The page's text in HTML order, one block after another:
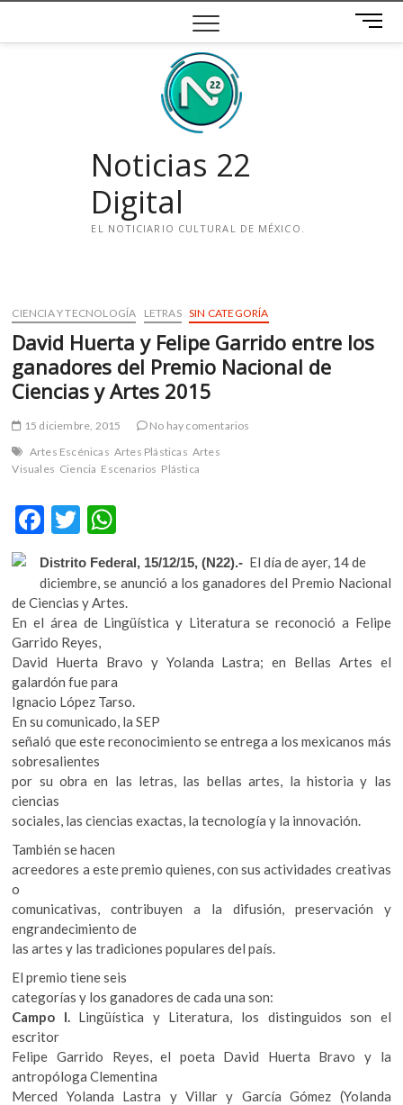
contenido
B
o
Noticias 22
Digital
EL NOTICIARIO CULTURAL DE MÉXICO.
CIENCIA Y TECNOLOGÍA LETRAS SIN CATEGORÍA
David Huerta y Felipe Garrido entre los
ganadores del Premio Nacional de
Ciencias y Artes 2015
15 diciembre, 2015
No hay comentarios
Artes Escénicas Artes Plásticas Artes
Visuales Ciencia Escenarios Plástica
F
ac
e
b
o
o
k
T
w
itt
er
at
s
A
p
p
Distrito Federal, 15/12/15, (N22).- El día de ayer, 14 de
diciembre, se anunció a los ganadores del Premio Nacional
de Ciencias y Artes.
En el área de Lingüística y Literatura se reconoció a Felipe
Garrido Reyes,
David Huerta Bravo y Yolanda Lastra; en Bellas Artes el
galardón fue para
Ignacio López Tarso.
En su comunicado, la SEP
señaló que este reconocimiento se entrega a los mexicanos más
sobresalientes
por su obra en las letras, las bellas artes, la historia y las
ciencias
sociales, las ciencias exactas, la tecnología y la innovación.
También se hacen
acreedores a este premio quienes, con sus actividades creativas
o
comunicativas, contribuyen a la difusión, preservación y
engrandecimiento de
las artes y las tradiciones populares del país.
El premio tiene seis
categorías y los ganadores de cada una son:
Campo I.Lingüística y Literatura, los distinguidos son el
escritor
Felipe Garrido Reyes, el poeta David Huerta Bravo y la
antropóloga Clementina
Merced Yolanda Lastra y Villar y García Gómez (Yolanda